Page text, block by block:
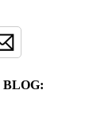
BLOG: